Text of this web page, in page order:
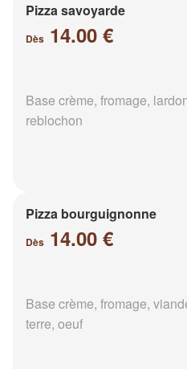
Pizza savoyarde
Dès 14.00 €
Base crème, fromage,
reblochon
Pizza bourguignonne
Dès 14.00 €
Base crème, fromage,
terre, oeuf